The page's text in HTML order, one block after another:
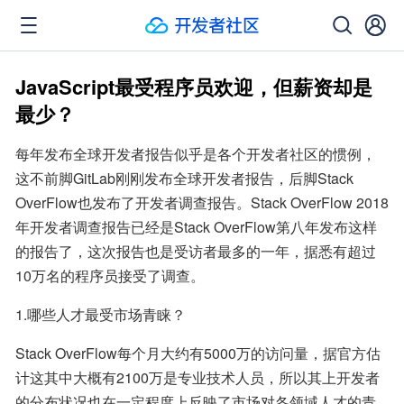
JavaScript最受程序员欢迎，但薪资却是
最少？
每年发布全球开发者报告似乎是各个开发者社区的惯例，
这不前脚GitLab刚刚发布全球开发者报告，后脚Stack
OverFlow也发布了开发者调查报告。Stack OverFlow 2018
年开发者调查报告已经是Stack OverFlow第八年发布这样
的报告了，这次报告也是受访者最多的一年，据悉有超过
10万名的程序员接受了调查。
1.哪些人才最受市场青睐？
Stack OverFlow每个月大约有5000万的访问量，据官方估
计这其中大概有2100万是专业技术人员，所以其上开发者